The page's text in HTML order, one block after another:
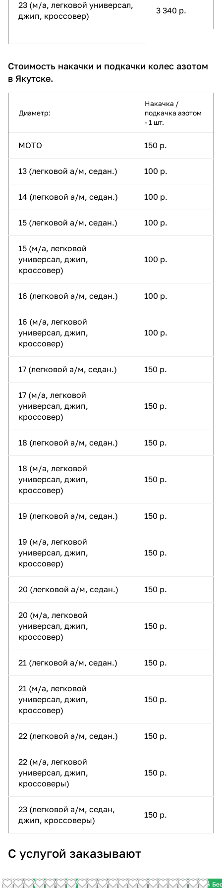
23 (м/а, легковой универсал,
джип, кроссовер)
3 340 р.
Стоимость накачки и подкачки колес азотом
в Якутске.
Диаметр:
Накачка /
подкачка азотом
- 1 шт.
МОТО 150 р.
13 (легковой а/м, седан.) 100 р.
14 (легковой а/м, седан.) 100 р.
15 (легковой а/м, седан.) 100 р.
15 (м/а, легковой
универсал, джип,
кроссовер)
100 р.
16 (легковой а/м, седан.) 100 р.
16 (м/а, легковой
универсал, джип,
кроссовер)
100 р.
17 (легковой а/м, седан.) 150 р.
17 (м/а, легковой
универсал, джип,
кроссовер)
150 р.
18 (легковой а/м, седан.) 150 р.
18 (м/а, легковой
универсал, джип,
кроссовер)
150 р.
19 (легковой а/м, седан.) 150 р.
19 (м/а, легковой
универсал, джип,
кроссовер)
150 р.
20 (легковой а/м, седан.) 150 р.
20 (м/а, легковой
универсал, джип,
кроссовер)
150 р.
21 (легковой а/м, седан.) 150 р.
21 (м/а, легковой
универсал, джип,
кроссовер)
150 р.
22 (легковой а/м, седан.) 150 р.
22 (м/а, легковой
универсал, джип,
кроссоверы)
150 р.
23 (легковой а/м, седан,
джип, кроссоверы)
150 р.
С услугой заказывают
Бесплатный шиномонтаж
Бесплатный шиномонтаж
Бесплатный шиномонтаж
Бесплатный шиномонтаж
Бесплатный шиномонтаж
Бесплатный шиномонтаж
Бесплатный шиномонтаж
Бесплатный шиномонтаж
Бесплатный шиномонтаж
Бесплатный шиномонтаж
Бесплатный шиномонтаж
Бесплатный шиномонтаж
Бесплатный шиномонтаж
Бесплатный
Бесплатный
Бесплатный
Бесплатный